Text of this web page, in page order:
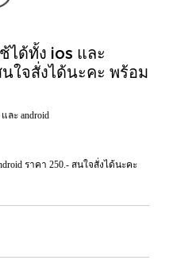
ได้ทั้ง ios และ
ใจสั่งได้นะคะ พร้อม
ละ android
ราคา 250.- สนใจสั่งได้นะคะ